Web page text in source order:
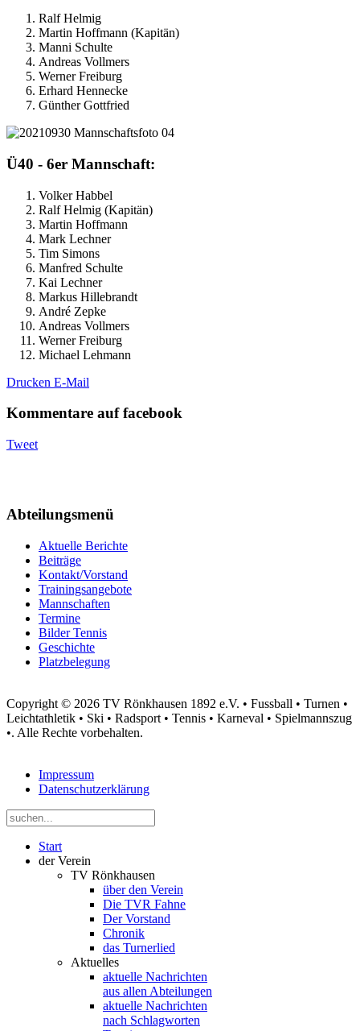
Ralf Helmig
Martin Hoffmann (Kapitän)
Manni Schulte
Andreas Vollmers
Werner Freiburg
Erhard Hennecke
Günther Gottfried
Ü40 - 6er Mannschaft:
Volker Habbel
Ralf Helmig (Kapitän)
Martin Hoffmann
Mark Lechner
Tim Simons
Manfred Schulte
Kai Lechner
Markus Hillebrandt
André Zepke
Andreas Vollmers
Werner Freiburg
Michael Lehmann
Drucken E-Mail
Kommentare auf facebook
Tweet
Abteilungsmenü
Aktuelle Berichte
Beiträge
Kontakt/Vorstand
Trainingsangebote
Mannschaften
Termine
Bilder Tennis
Geschichte
Platzbelegung
Copyright © 2026 TV Rönkhausen 1892 e.V. • Fussball • Turnen •
Leichtathletik • Ski • Radsport • Tennis • Karneval • Spielmannszug
•. Alle Rechte vorbehalten.
Impressum
Datenschutzerklärung
Start
der Verein
TV Rönkhausen
über den Verein
Die TVR Fahne
Der Vorstand
Chronik
das Turnerlied
Aktuelles
aktuelle Nachrichten
aus allen Abteilungen
aktuelle Nachrichten
nach Schlagworten